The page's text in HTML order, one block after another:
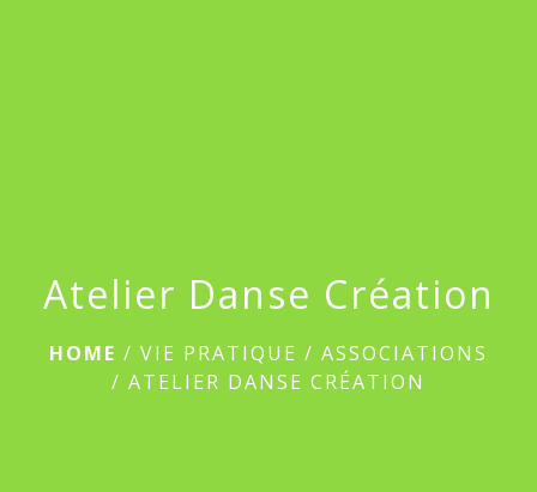
Atelier Danse Création
HOME / VIE PRATIQUE / ASSOCIATIONS
/ ATELIER DANSE CRÉATION